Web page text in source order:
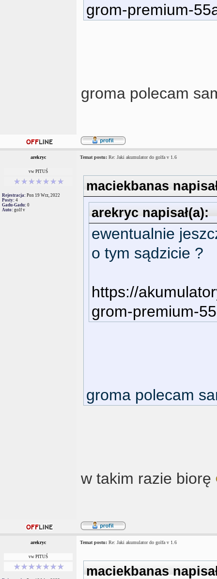
grom-premium-
groma polecam
arekryc Temat postu: Re: Jaki akumulator do golfa v 1.6
vw PITUŚ
Rejestracja: Pon 19 Wrz, 2022
Posty: 4
Gadu-Gadu: 0
Auto: golf v
maciekbanas
arekryc napisał(a):
ewentualnie
o tym sądzicie ?
https://
grom-premium-
groma polecam
w takim razie biorę
arekryc Temat postu: Re: Jaki akumulator do golfa v 1.6
vw PITUŚ
maciekbanas